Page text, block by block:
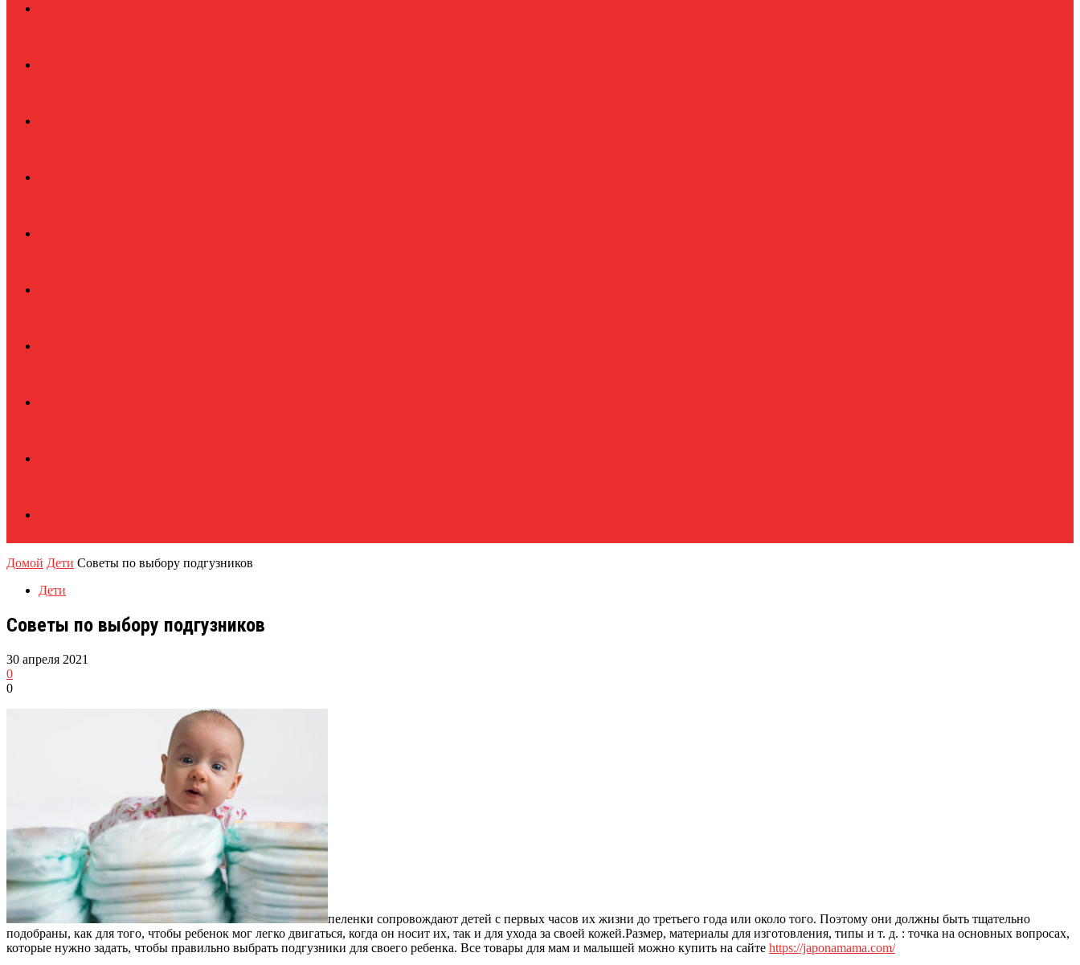
Домой Дети Советы по выбору подгузников
Дети
Советы по выбору подгузников
30 апреля 2021
0
0
пеленки сопровождают детей с первых часов их жизни до третьего года или около того. Поэтому они должны быть тщательно
подобраны, как для того, чтобы ребенок мог легко двигаться, когда он носит их, так и для ухода за своей кожей.Размер, материалы для изготовления, типы и т. д. : точка на основных вопросах,
которые нужно задать, чтобы правильно выбрать подгузники для своего ребенка. Все товары для мам и малышей можно купить на сайте https://japonamama.com/